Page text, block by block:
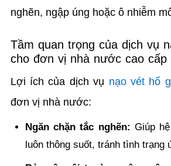
nghẽn, ngập úng hoặc ô nhiễm
Tầm quan trọng của dịch vụ
cho đơn vị nhà nước cao cấp
Lợi ích của dịch vụ nạo vét hố
đơn vị nhà nước:
Ngăn chặn tắc nghẽn: Giúp
luôn thông suốt, tránh tình trạng